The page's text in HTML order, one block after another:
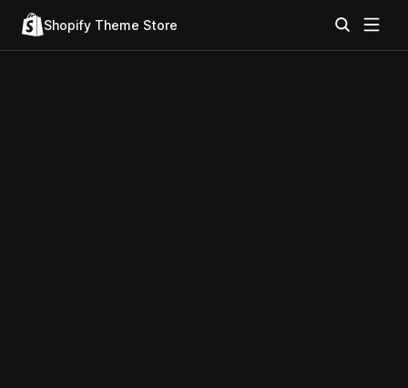
Shopify Theme Store